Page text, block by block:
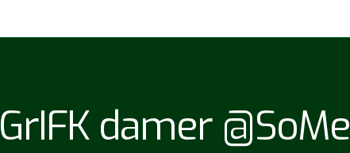
GrIFK damer @SoMe